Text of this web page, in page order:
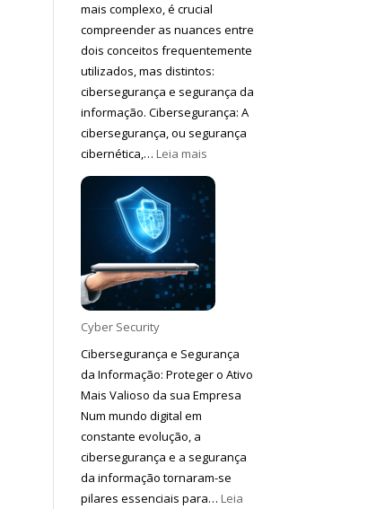
mais complexo, é crucial
compreender as nuances entre
dois conceitos frequentemente
utilizados, mas distintos:
cibersegurança e segurança da
informação. Cibersegurança: A
cibersegurança, ou segurança
cibernética,… Leia mais
Diferenças
entre
Cibersegurança
e
Segurança
da
Cyber Security
Cibersegurança e Segurança
da Informação: Proteger o Ativo
Mais Valioso da sua Empresa
Num mundo digital em
constante evolução, a
cibersegurança e a segurança
da informação tornaram-se
pilares essenciais para… Leia